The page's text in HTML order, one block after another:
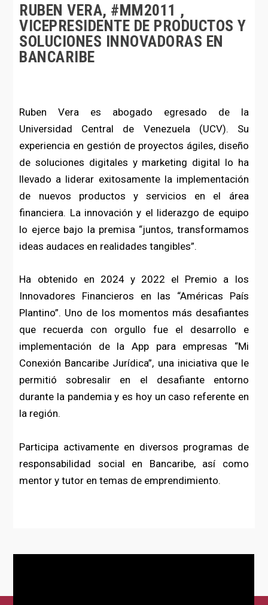
RUBEN VERA, #MM2011 ,
VICEPRESIDENTE DE PRODUCTOS Y
SOLUCIONES INNOVADORAS EN
BANCARIBE
Ruben Vera es abogado egresado de la
Universidad Central de Venezuela (UCV). Su
experiencia en gestión de proyectos ágiles, diseño
de soluciones digitales y marketing digital lo ha
llevado a liderar exitosamente la implementación
de nuevos productos y servicios en el área
financiera. La innovación y el liderazgo de equipo
lo ejerce bajo la premisa “juntos, transformamos
ideas audaces en realidades tangibles”.
Ha obtenido en 2024 y 2022 el Premio a los
Innovadores Financieros en las “Américas País
Plantino”. Uno de los momentos más desafiantes
que recuerda con orgullo fue el desarrollo e
implementación de la App para empresas “Mi
Conexión Bancaribe Jurídica”, una iniciativa que le
permitió sobresalir en el desafiante entorno
durante la pandemia y es hoy un caso referente en
la región.
Participa activamente en diversos programas de
responsabilidad social en Bancaribe, así como
mentor y tutor en temas de emprendimiento.